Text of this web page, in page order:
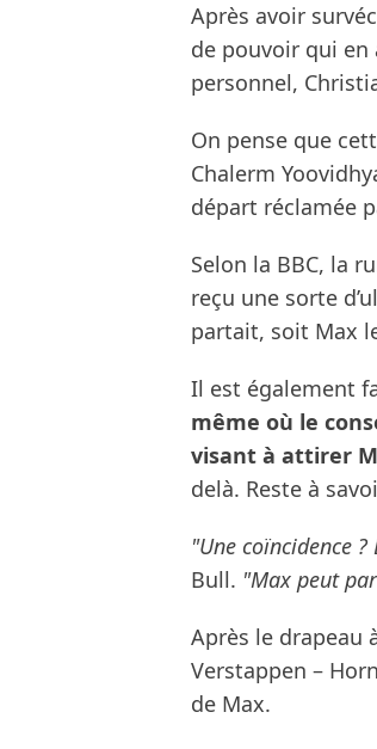
Après avoir
de pouvoir qui
personnel,
On pense que
Chalerm
départ réclamée
Selon la BBC, la
reçu une sorte
partait, soit Max
Il est également
même où le
visant à attirer
delà. Reste à
"Une coïncidence
Bull. "Max peut
Après le drapeau
Verstappen –
de Max.